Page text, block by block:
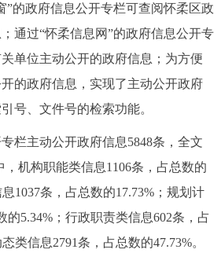
政府信息公开专栏可查阅怀柔区政
通过“怀柔信息网”的政府信息公开专
单位主动公开的政府信息；为方便
的政府信息，实现了主动公开政府
号、文件号的检索功能。
主动公开政府信息5848条，全文
，机构职能类信息1106条，占总数的
1037条，占总数的17.73%；规划计
的5.34%；行政职责类信息602条，占
类信息2791条，占总数的47.73%。